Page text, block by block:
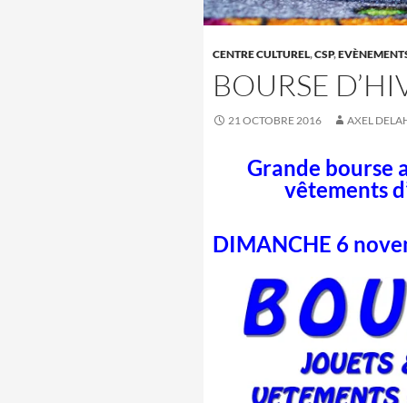
CENTRE CULTUREL,CSP,
BOURSE
21 OCTOBRE 2016 AXEL
Grande bourse
vêtements
DIMANCHE 6